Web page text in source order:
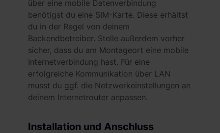
über eine mobile Datenverbindung
benötigst du eine SIM-Karte. Diese erhältst
du in der Regel von deinem
Backendbetreiber. Stelle außerdem vorher
sicher, dass du am Montageort eine mobile
Internetverbindung hast. Für eine
erfolgreiche Kommunikation über LAN
musst du ggf. die Netzwerkeinstellungen an
deinem Internetrouter anpassen.
Installation und Anschluss